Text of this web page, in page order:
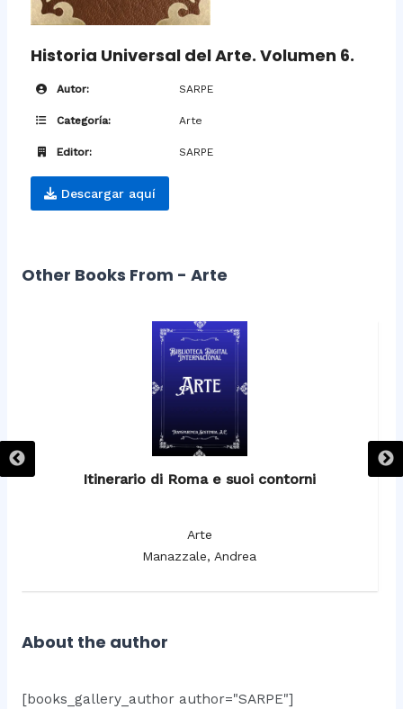
Historia Universal del Arte. Volumen 6.
Autor: SARPE
Categoría: Arte
Editor: SARPE
Descargar aquí
Other Books From - Arte
Itinerario di Roma e suoi contorni
Arte
Manazzale, Andrea
About the author
[books_gallery_author author="SARPE"]